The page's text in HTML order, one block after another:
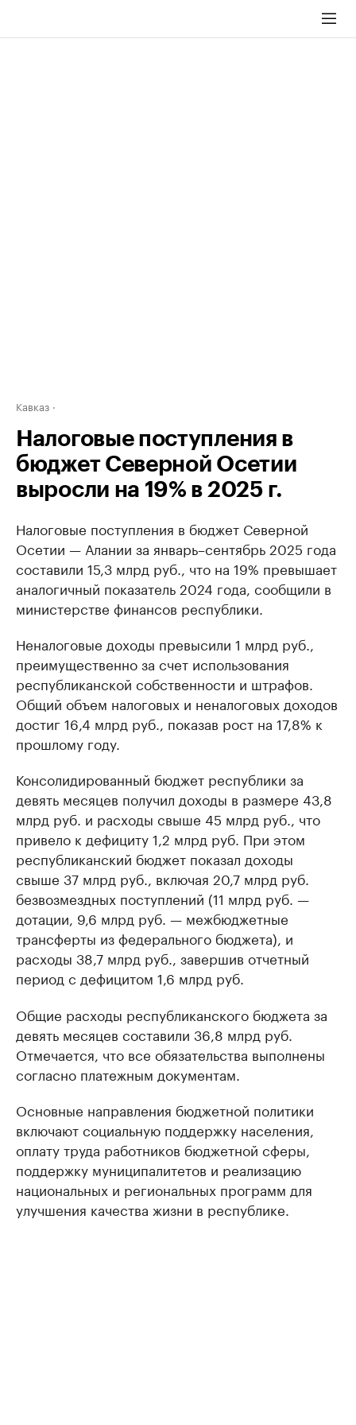
Кавказ
Налоговые поступления в
бюджет Северной Осетии
выросли на 19% в 2025 г.
Налоговые поступления в бюджет Северной
Осетии — Алании за январь–сентябрь 2025 года
составили 15,3 млрд руб., что на 19% превышает
аналогичный показатель 2024 года, сообщили в
министерстве финансов республики.
Неналоговые доходы превысили 1 млрд руб.,
преимущественно за счет использования
республиканской собственности и штрафов.
Общий объем налоговых и неналоговых доходов
достиг 16,4 млрд руб., показав рост на 17,8% к
прошлому году.
Консолидированный бюджет республики за
девять месяцев получил доходы в размере 43,8
млрд руб. и расходы свыше 45 млрд руб., что
привело к дефициту 1,2 млрд руб. При этом
республиканский бюджет показал доходы
свыше 37 млрд руб., включая 20,7 млрд руб.
безвозмездных поступлений (11 млрд руб. —
дотации, 9,6 млрд руб. — межбюджетные
трансферты из федерального бюджета), и
расходы 38,7 млрд руб., завершив отчетный
период с дефицитом 1,6 млрд руб.
Общие расходы республиканского бюджета за
девять месяцев составили 36,8 млрд руб.
Отмечается, что все обязательства выполнены
согласно платежным документам.
Основные направления бюджетной политики
включают социальную поддержку населения,
оплату труда работников бюджетной сферы,
поддержку муниципалитетов и реализацию
национальных и региональных программ для
улучшения качества жизни в республике.